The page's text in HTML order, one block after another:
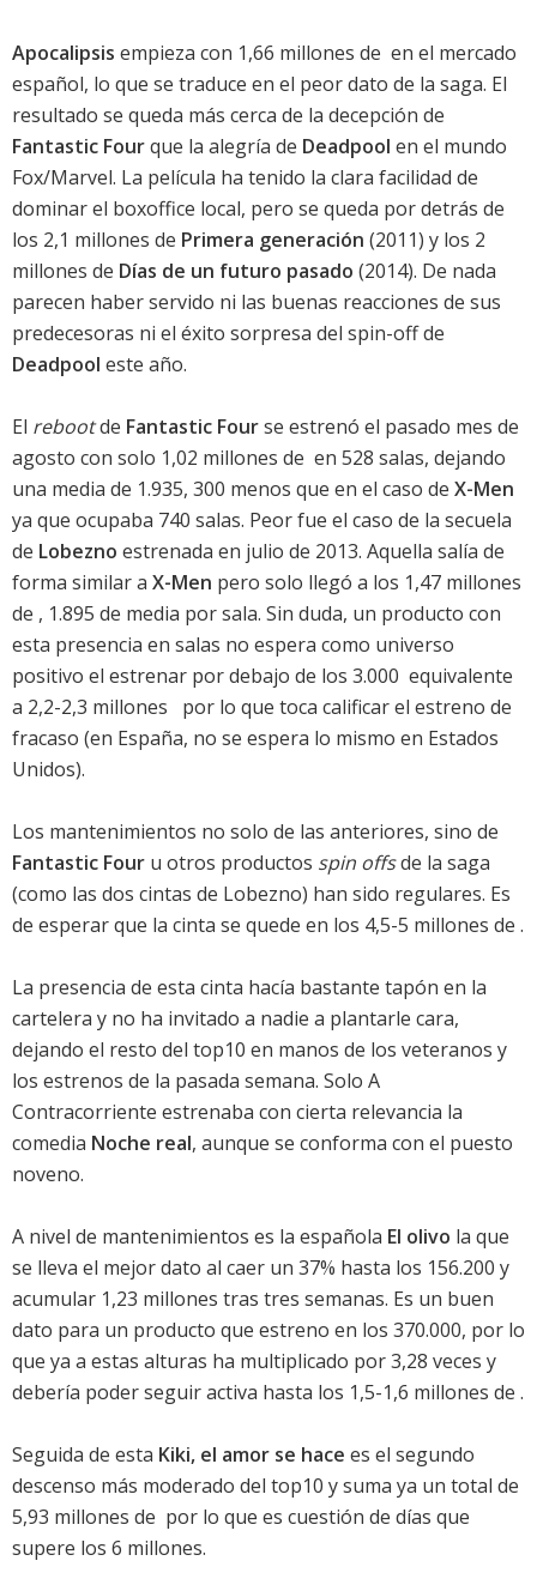
Apocalipsis empieza con 1,66 millones de  en el mercado
español, lo que se traduce en el peor dato de la saga. El
resultado se queda más cerca de la decepción de
Fantastic Fourque la alegría de Deadpool en el mundo
Fox/Marvel. La película ha tenido la clara facilidad de
dominar el boxoffice local, pero se queda por detrás de
los 2,1 millones de Primera generación (2011) y los 2
millones de Días de un futuro pasado (2014). De nada
parecen haber servido ni las buenas reacciones de sus
predecesoras ni el éxito sorpresa del spin-off de
Deadpool este año.
El rebootde Fantastic Fourse estrenó el pasado mes de
agosto con solo 1,02 millones de  en 528 salas, dejando
una media de 1.935, 300 menos que en el caso de X-Men
ya que ocupaba 740 salas. Peor fue el caso de la secuela
de Lobezno estrenada en julio de 2013. Aquella salía de
forma similar a X-Men pero solo llegó a los 1,47 millones
de , 1.895 de media por sala. Sin duda, un producto con
esta presencia en salas no espera como universo
positivo el estrenar por debajo de los 3.000  equivalente
a 2,2-2,3 millones   por lo que toca calificar el estreno de
fracaso (en España, no se espera lo mismo en Estados
Unidos).
Los mantenimientos no solo de las anteriores, sino de
Fantastic Four u otros productos spin offsde la saga
(como las dos cintas de Lobezno) han sido regulares. Es
de esperar que la cinta se quede en los 4,5-5 millones de .
La presencia de esta cinta hacía bastante tapón en la
cartelera y no ha invitado a nadie a plantarle cara,
dejando el resto del top10 en manos de los veteranos y
los estrenos de la pasada semana. Solo A
Contracorriente estrenaba con cierta relevancia la
comedia Noche real, aunque se conforma con el puesto
noveno.
A nivel de mantenimientos es la española El olivo la que
se lleva el mejor dato al caer un 37% hasta los 156.200 y
acumular 1,23 millones tras tres semanas. Es un buen
dato para un producto que estreno en los 370.000, por lo
que ya a estas alturas ha multiplicado por 3,28 veces y
debería poder seguir activa hasta los 1,5-1,6 millones de .
Seguida de esta Kiki, el amor se hace es el segundo
descenso más moderado del top10 y suma ya un total de
5,93 millones de  por lo que es cuestión de días que
supere los 6 millones.